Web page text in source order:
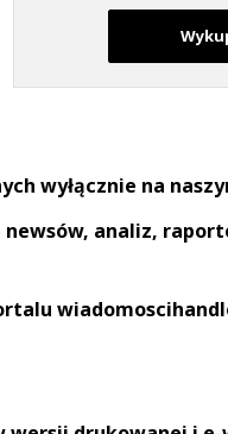
wyłącznie na
analiz,